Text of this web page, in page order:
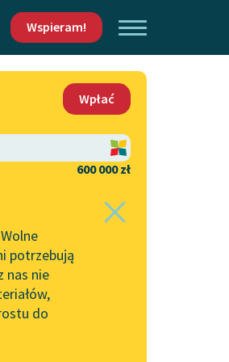
Wspieram!
wykorzystania
Lektur
promocyjne
Wpłać
600 000 zł
potrzebują
nas nie
do